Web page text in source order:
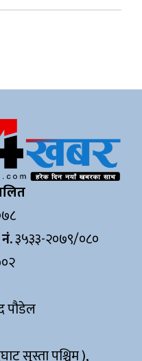
३५३३-२०७९/०८०
पौडेल
सुस्ता पश्चिम ),